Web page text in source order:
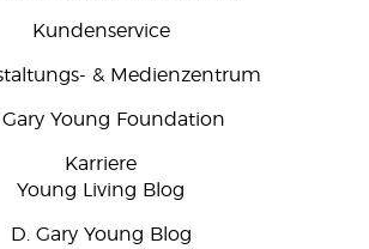
Kundenservice
& Medienzentrum
Gary Young Foundation
Karriere
Young Living Blog
D. Gary Young Blog